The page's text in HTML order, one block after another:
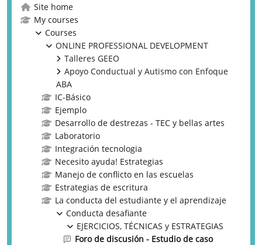
Site home
My courses
Courses
ONLINE PROFESSIONAL DEVELOPMENT
Talleres GEEO
Apoyo Conductual y Autismo con Enfoque
ABA
IC-Básico
Ejemplo
Desarrollo de destrezas - TEC y bellas artes
Laboratorio
Integración tecnologia
Necesito ayuda! Estrategias
Manejo de conflicto en las escuelas
Estrategias de escritura
La conducta del estudiante y el aprendizaje
Conducta desafiante
EJERCICIOS, TÉCNICAS y ESTRATEGIAS
Foro de discusión - Estudio de caso